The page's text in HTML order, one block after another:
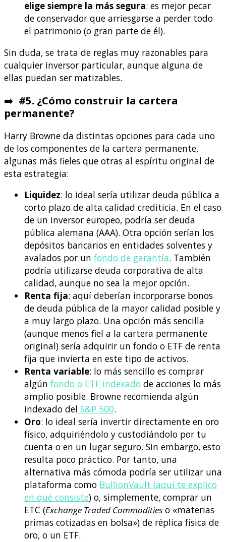
elige siempre la más segura: es mejor pecar
de conservador que arriesgarse a perder todo
el patrimonio (o gran parte de él).
Sin duda, se trata de reglas muy razonables para
cualquier inversor particular, aunque alguna de
ellas puedan ser matizables.
➡️ #5. ¿Cómo construir la cartera
permanente?
Harry Browne da distintas opciones para cada uno
de los componentes de la cartera permanente,
algunas más fieles que otras al espíritu original de
esta estrategia:
Liquidez: lo ideal sería utilizar deuda pública a
corto plazo de alta calidad crediticia. En el caso
de un inversor europeo, podría ser deuda
pública alemana (AAA). Otra opción serían los
depósitos bancarios en entidades solventes y
avalados por un fondo de garantía. También
podría utilizarse deuda corporativa de alta
calidad, aunque no sea la mejor opción.
Renta fija: aquí deberían incorporarse bonos
de deuda pública de la mayor calidad posible y
a muy largo plazo. Una opción más sencilla
(aunque menos fiel a la cartera permanente
original) sería adquirir un fondo o ETF de renta
fija que invierta en este tipo de activos.
Renta variable: lo más sencillo es comprar
algún fondo o ETF indexado de acciones lo más
amplio posible. Browne recomienda algún
indexado del S&P 500.
Oro: lo ideal sería invertir directamente en oro
físico, adquiriéndolo y custodiándolo por tu
cuenta o en un lugar seguro. Sin embargo, esto
resulta poco práctico. Por tanto, una
alternativa más cómoda podría ser utilizar una
plataforma como BullionVault (aquí te explico
en qué consiste) o, simplemente, comprar un
ETC (Exchange Traded Commodities o «materias
primas cotizadas en bolsa») de réplica física de
oro, o un ETF.